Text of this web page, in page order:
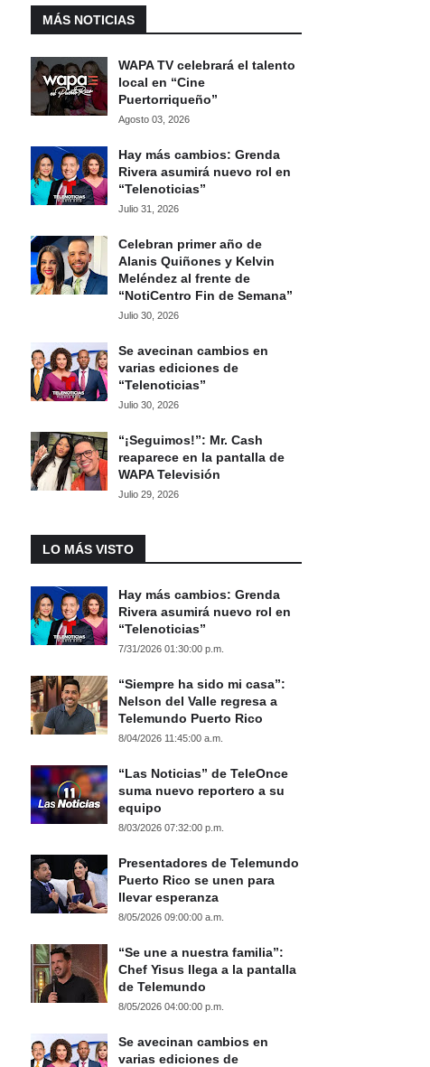
MÁS NOTICIAS
WAPA TV celebrará el talento
local en “Cine
Puertorriqueño”
Agosto 03, 2026
Hay más cambios: Grenda
Rivera asumirá nuevo rol en
“Telenoticias”
Julio 31, 2026
Celebran primer año de
Alanis Quiñones y Kelvin
Meléndez al frente de
“NotiCentro Fin de Semana”
Julio 30, 2026
Se avecinan cambios en
varias ediciones de
“Telenoticias”
Julio 30, 2026
“¡Seguimos!”: Mr. Cash
reaparece en la pantalla de
WAPA Televisión
Julio 29, 2026
LO MÁS VISTO
Hay más cambios: Grenda
Rivera asumirá nuevo rol en
“Telenoticias”
7/31/2026 01:30:00 p.m.
“Siempre ha sido mi casa”:
Nelson del Valle regresa a
Telemundo Puerto Rico
8/04/2026 11:45:00 a.m.
“Las Noticias” de TeleOnce
suma nuevo reportero a su
equipo
8/03/2026 07:32:00 p.m.
Presentadores de Telemundo
Puerto Rico se unen para
llevar esperanza
8/05/2026 09:00:00 a.m.
“Se une a nuestra familia”:
Chef Yisus llega a la pantalla
de Telemundo
8/05/2026 04:00:00 p.m.
Se avecinan cambios en
varias ediciones de